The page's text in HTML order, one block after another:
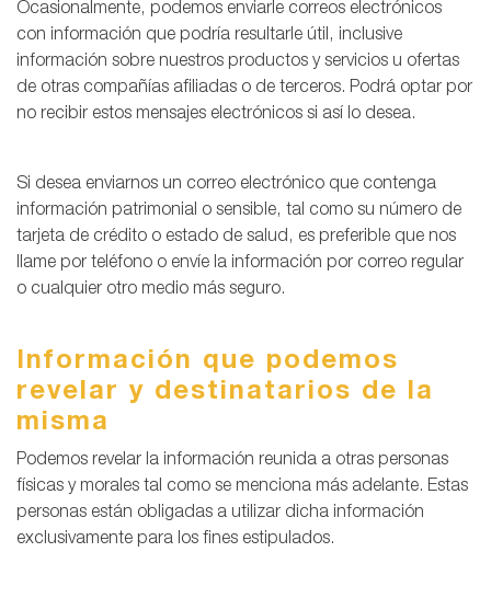
Ocasionalmente, podemos enviarle correos electrónicos
con información que podría resultarle útil, inclusive
información sobre nuestros productos y servicios u ofertas
de otras compañías afiliadas o de terceros. Podrá optar por
no recibir estos mensajes electrónicos si así lo desea.
Si desea enviarnos un correo electrónico que contenga
información patrimonial o sensible, tal como su número de
tarjeta de crédito o estado de salud, es preferible que nos
llame por teléfono o envíe la información por correo regular
o cualquier otro medio más seguro.
Información que podemos
revelar y destinatarios de la
misma
Podemos revelar la información reunida a otras personas
físicas y morales tal como se menciona más adelante. Estas
personas están obligadas a utilizar dicha información
exclusivamente para los fines estipulados.